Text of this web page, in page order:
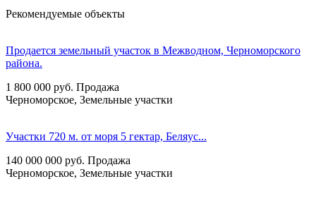
Рекомендуемые объекты
Продается земельный участок в Межводном, Черноморского
района.
1 800 000 руб. Продажа
Черноморское, Земельные участки
Участки 720 м. от моря 5 гектар, Беляус...
140 000 000 руб. Продажа
Черноморское, Земельные участки